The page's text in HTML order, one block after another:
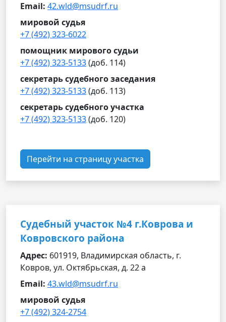
Email: 42.wld@msudrf.ru
мировой судья
+7 (492) 323-6022
помощник мирового судьи
+7 (492) 323-5133(доб. 114)
секретарь судебного заседания
+7 (492) 323-5133(доб. 113)
секретарь судебного участка
+7 (492) 323-5133(доб. 120)
Перейти на страницу участка
Судебный участок №4 г.Коврова и
Ковровского района
Адрес: 601919, Владимирская область, г.
Ковров, ул. Октябрьская, д. 22 а
Email: 43.wld@msudrf.ru
мировой судья
+7 (492) 324-2754